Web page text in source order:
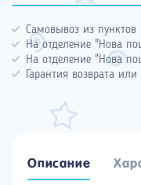
Самовывоз из
На отделение "Нова
На отделение "Нова
Гарантия возврата
Описание